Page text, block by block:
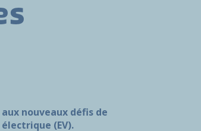
nouveaux défis de
(EV).